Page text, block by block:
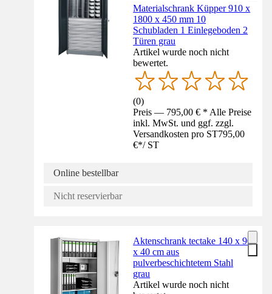
Materialschrank Küpper 910 x
1800 x 450 mm 10
Schubladen 1 Einlegeboden 2
Türen grau
Artikel wurde noch nicht
bewertet.
(0)
Preis — 795,00 € * Alle Preise
inkl. MwSt. und ggf. zzgl.
Versandkosten pro ST795,00
€*/ ST
Online bestellbar
Nicht reservierbar
Aktenschrank tectake 140 x 90
x 40 cm aus
pulverbeschichtetem Stahl
grau
Artikel wurde noch nicht